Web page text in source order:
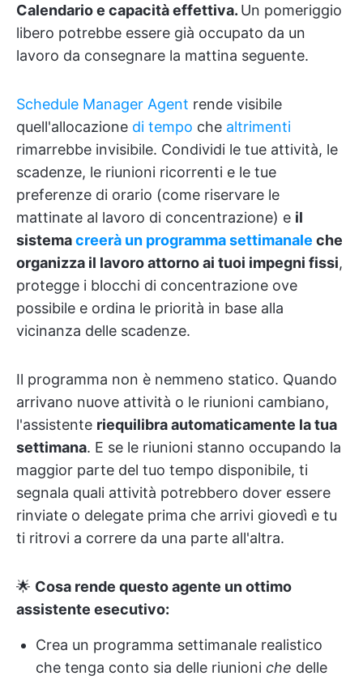
Calendario e capacità effettiva. Un pomeriggio
libero potrebbe essere già occupato da un
lavoro da consegnare la mattina seguente.
Schedule Manager Agent rende visibile
quell'allocazione di tempo che altrimenti
rimarrebbe invisibile. Condividi le tue attività, le
scadenze, le riunioni ricorrenti e le tue
preferenze di orario (come riservare le
mattinate al lavoro di concentrazione) e il
sistemacreerà un programma settimanale che
organizza il lavoro attorno ai tuoi impegni fissi,
protegge i blocchi di concentrazione ove
possibile e ordina le priorità in base alla
vicinanza delle scadenze.
Il programma non è nemmeno statico. Quando
arrivano nuove attività o le riunioni cambiano,
l'assistente riequilibra automaticamente la tua
settimana. E se le riunioni stanno occupando la
maggior parte del tuo tempo disponibile, ti
segnala quali attività potrebbero dover essere
rinviate o delegate prima che arrivi giovedì e tu
ti ritrovi a correre da una parte all'altra.
🌟 Cosa rende questo agente un ottimo
assistente esecutivo:
Crea un programma settimanale realistico
che tenga conto sia delle riunioni che delle